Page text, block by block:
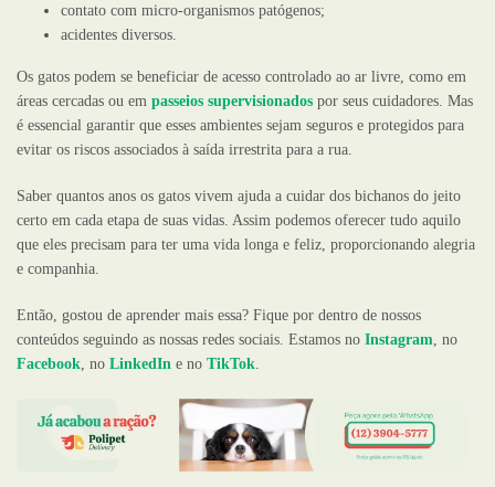
contato com micro-organismos patógenos;
acidentes diversos.
Os gatos podem se beneficiar de acesso controlado ao ar livre, como em
áreas cercadas ou em passeios supervisionados por seus cuidadores. Mas
é essencial garantir que esses ambientes sejam seguros e protegidos para
evitar os riscos associados à saída irrestrita para a rua.
Saber quantos anos os gatos vivem ajuda a cuidar dos bichanos do jeito
certo em cada etapa de suas vidas. Assim podemos oferecer tudo aquilo
que eles precisam para ter uma vida longa e feliz, proporcionando alegria
e companhia.
Então, gostou de aprender mais essa? Fique por dentro de nossos
conteúdos seguindo as nossas redes sociais. Estamos no Instagram, no
Facebook, no LinkedIn e no TikTok.